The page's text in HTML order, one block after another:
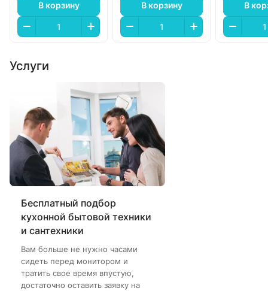
В корзину
стиле цвет
кремовый
В корзину В
Услуги
Бесплатный подбор
кухонной бытовой техники
и сантехники
Вам больше не нужно часами
сидеть перед монитором и
тратить свое время впустую,
достаточно оставить заявку на